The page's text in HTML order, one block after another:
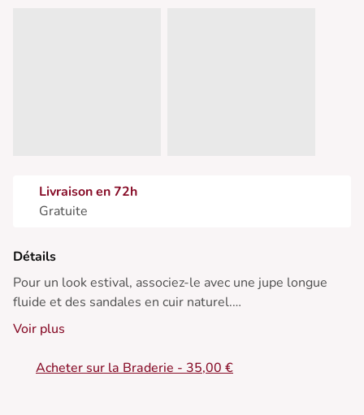
Livraison en 72h
Gratuite
Détails
Pour un look estival, associez-le avec une jupe longue
fluide et des sandales en cuir naturel.
• Haut sans manches en coton
• Coupe droite
Voir plus
Acheter sur la Braderie - 35,00 €